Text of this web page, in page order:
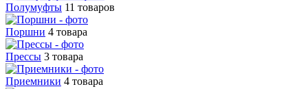
Полумуфты 11 товаров
Поршни 4 товара
Прессы 3 товара
Приемники 4 товара